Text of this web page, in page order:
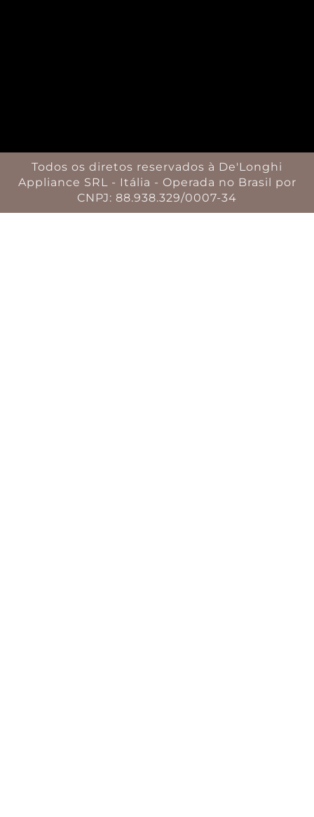
Todos os diretos reservados à De'Longhi
Appliance SRL - Itália - Operada no Brasil por
CNPJ: 88.938.329/0007-34